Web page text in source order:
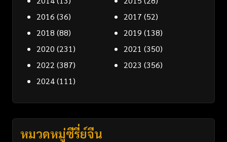
2016 (36) 2017 (52)
2018 (88) 2019 (138)
2020 (231) 2021 (350)
2022 (387) 2023 (356)
2024(111)
หมวดหมู่ซีรี่ย์จีน